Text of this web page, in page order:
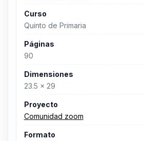
Curso
Quinto de Primaria
Páginas
90
Dimensiones
23.5 x 29
Proyecto
Comunidad zoom
Formato